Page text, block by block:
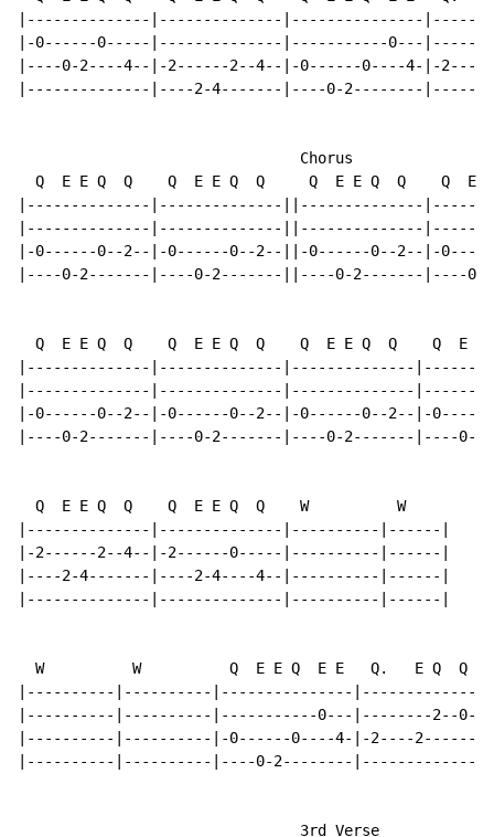
|--------------|--------------|---------------
|-0------0-----|--------------|-----------0---
|----0-2----4--|-2------2--4--|-0------0----4-|-
|--------------|----2-4-------|----0-2--------
                                Chorus
Q  E E Q  Q    Q  E E Q  Q     Q  E E Q  Q    Q  E
|--------------|--------------||--------------
|--------------|--------------||--------------
|-0------0--2--|-0------0--2--||-0------0--2--|-
|----0-2-------|----0-2-------||----0-2-------|----0-
Q  E E Q  Q    Q  E E Q  Q    Q  E E Q  Q    Q  E E
|--------------|--------------|--------------
|--------------|--------------|--------------
|-0------0--2--|-0------0--2--|-0------0--2--|-
|----0-2-------|----0-2-------|----0-2-------|----0-
  Q  E E Q  Q    Q  E E Q  Q    W          W
|--------------|--------------|----------|------|
|-2------2--4--|-2------0-----|----------|------|
|----2-4-------|----2-4----4--|----------|------|
|--------------|--------------|----------|------|
  W          W          Q  E E Q  E E   Q.   E Q  Q
|----------|----------|---------------
|----------|----------|-----------0---|--------2--
|----------|----------|-0------0----4-|-2----
|----------|----------|----0-2--------
                                3rd Verse